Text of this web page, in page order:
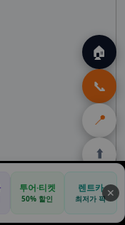
🏠
📞
📍
⬆️
🛒
테무
🎁
쿠팡
할인
투어·티켓
50% 할인
렌트카
최저가 픽✕